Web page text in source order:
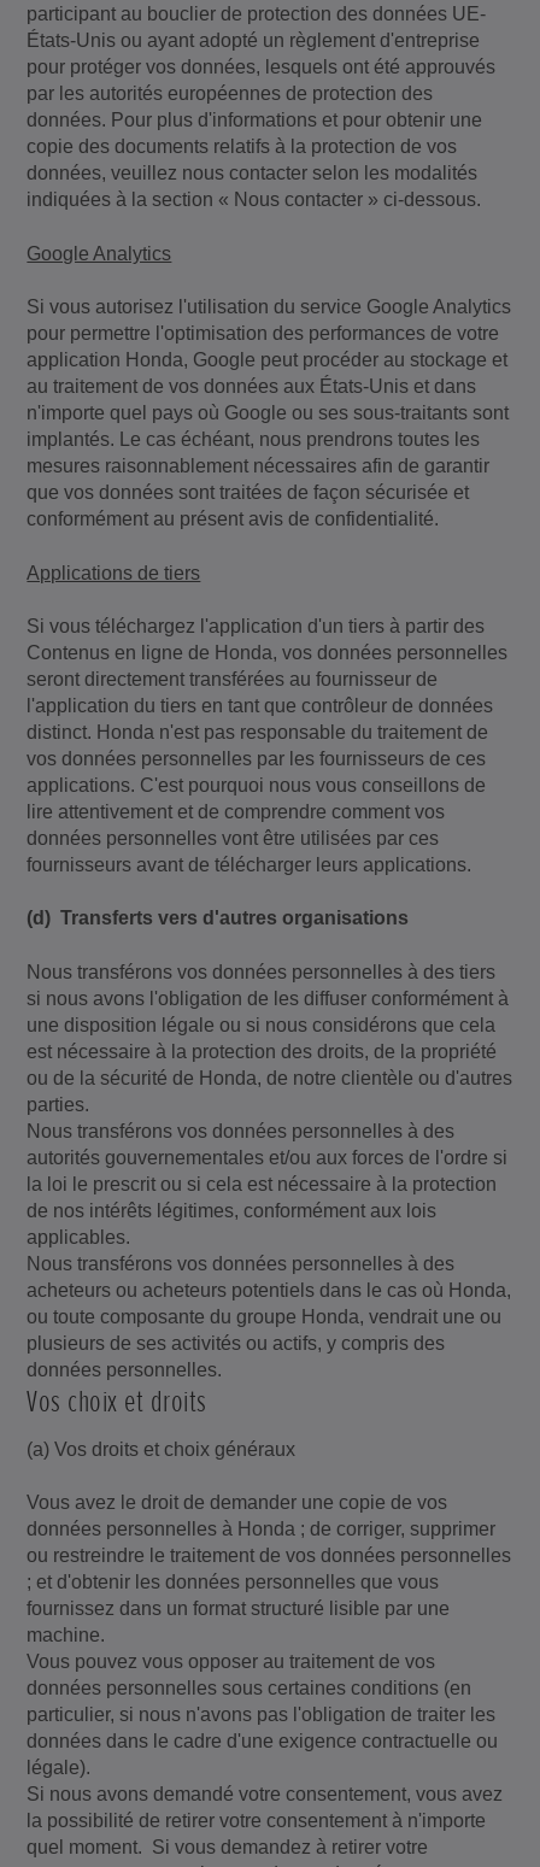
participant au bouclier de protection des données UE-
États-Unis ou ayant adopté un règlement d'entreprise
pour protéger vos données, lesquels ont été approuvés
par les autorités européennes de protection des
données. Pour plus d'informations et pour obtenir une
copie des documents relatifs à la protection de vos
données, veuillez nous contacter selon les modalités
indiquées à la section « Nous contacter » ci-dessous.
Google Analytics
Si vous autorisez l'utilisation du service Google Analytics
pour permettre l'optimisation des performances de votre
application Honda, Google peut procéder au stockage et
au traitement de vos données aux États-Unis et dans
n'importe quel pays où Google ou ses sous-traitants sont
implantés. Le cas échéant, nous prendrons toutes les
mesures raisonnablement nécessaires afin de garantir
que vos données sont traitées de façon sécurisée et
conformément au présent avis de confidentialité.
Applications de tiers
Si vous téléchargez l'application d'un tiers à partir des
Contenus en ligne de Honda, vos données personnelles
seront directement transférées au fournisseur de
l'application du tiers en tant que contrôleur de données
distinct. Honda n'est pas responsable du traitement de
vos données personnelles par les fournisseurs de ces
applications. C'est pourquoi nous vous conseillons de
lire attentivement et de comprendre comment vos
données personnelles vont être utilisées par ces
fournisseurs avant de télécharger leurs applications.
(d) Transferts vers d'autres organisations
Nous transférons vos données personnelles à des tiers
si nous avons l'obligation de les diffuser conformément à
une disposition légale ou si nous considérons que cela
est nécessaire à la protection des droits, de la propriété
ou de la sécurité de Honda, de notre clientèle ou d'autres
parties.
Nous transférons vos données personnelles à des
autorités gouvernementales et/ou aux forces de l'ordre si
la loi le prescrit ou si cela est nécessaire à la protection
de nos intérêts légitimes, conformément aux lois
applicables.
Nous transférons vos données personnelles à des
acheteurs ou acheteurs potentiels dans le cas où Honda,
ou toute composante du groupe Honda, vendrait une ou
plusieurs de ses activités ou actifs, y compris des
données personnelles.
Vos choix et droits
(a) Vos droits et choix généraux
Vous avez le droit de demander une copie de vos
données personnelles à Honda ; de corriger, supprimer
ou restreindre le traitement de vos données personnelles
; et d'obtenir les données personnelles que vous
fournissez dans un format structuré lisible par une
machine.
Vous pouvez vous opposer au traitement de vos
données personnelles sous certaines conditions (en
particulier, si nous n'avons pas l'obligation de traiter les
données dans le cadre d'une exigence contractuelle ou
légale).
Si nous avons demandé votre consentement, vous avez
la possibilité de retirer votre consentement à n'importe
quel moment. Si vous demandez à retirer votre